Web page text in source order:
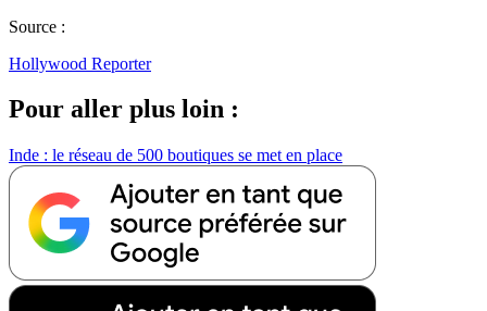
Source :
Hollywood Reporter
Pour aller plus loin :
Inde : le réseau de 500 boutiques se met en place